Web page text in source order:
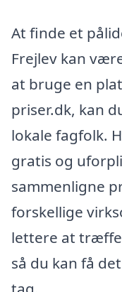
At finde et
Frejlev kan
at bruge en
priser.dk, kan
lokale fagfolk.
gratis og
sammenligne
forskellige
lettere at
så du kan få